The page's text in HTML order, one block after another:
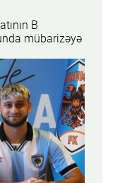
B
mübarizəyə